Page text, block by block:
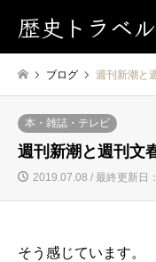
歴史トラベル
ブログ 週刊新潮と
本・雑誌・テレビ
週刊新潮と週刊文
2019.07.08 / 最終更新日
そう感じています。